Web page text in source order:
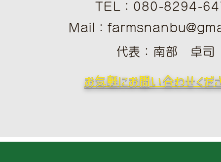
TEL：080-8294-
Mail：
​​代表：南部 卓司
お気軽にお問い合わせくだ